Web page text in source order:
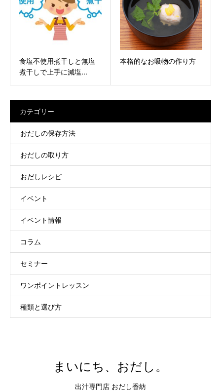
食塩不使用煮干しと無塩
煮干しで上手に減塩...
本格的なお吸物の作り方
カテゴリー
おだしの保存方法
おだしの取り方
おだしレシピ
イベント
イベント情報
コラム
セミナー
ワンポイントレッスン
種類と選び方
まいにち、おだし。
出汁専門店 おだし香紡